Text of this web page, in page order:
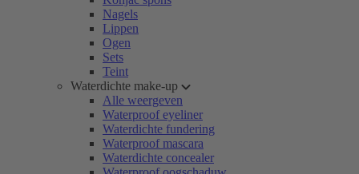
Nagels
Lippen
Ogen
Sets
Teint
Waterdichte make-up
Alle weergeven
Waterproof eyeliner
Waterdichte fundering
Waterproof mascara
Waterdichte concealer